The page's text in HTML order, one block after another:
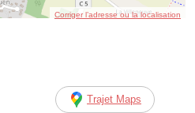
Corriger l’adresse ou la localisation
Trajet Maps